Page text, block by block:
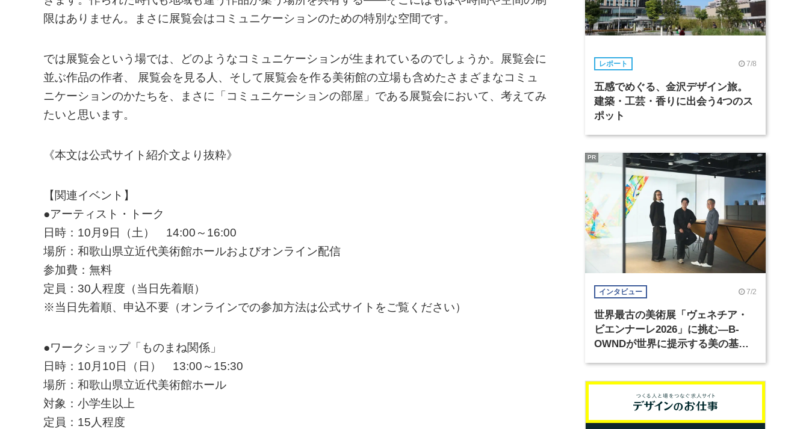
限はありません。まさに展覧会はコミュニケーションのための特別な空間です。
では展覧会という場では、どのようなコミュニケーションが生まれているのでしょうか。展覧会に
並ぶ作品の作者、 展覧会を見る人、そして展覧会を作る美術館の立場も含めたさまざまなコミュ
ニケーションのかたちを、まさに「コミュニケーションの部屋」である展覧会において、考えてみ
たいと思います。
《本文は公式サイト紹介文より抜粋》
【関連イベント】
●アーティスト・トーク
日時：10月9日（土） 14:00～16:00
場所：和歌山県立近代美術館ホールおよびオンライン配信
参加費：無料
定員：30人程度（当日先着順）
※当日先着順、申込不要（オンラインでの参加方法は公式サイトをご覧ください）
●ワークショップ「ものまね関係」
日時：10月10日（日） 13:00～15:30
場所：和歌山県立近代美術館ホール
対象：小学生以上
定員：15人程度
レポート 7/8
五感でめぐる、金沢デザイン旅。
建築・工芸・香りに出会う4つのス
ポット
インタビュー 7/2
世界最古の美術展「ヴェネチア・
ビエンナーレ2026」に挑む―B-
OWNDが世界に提示する美の基準
PR